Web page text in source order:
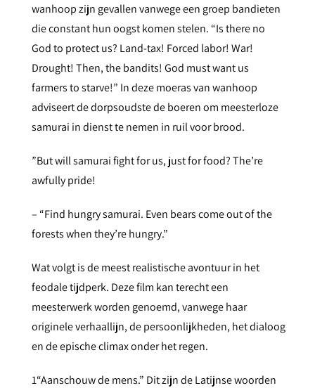
wanhoop zijn gevallen vanwege een groep bandieten
die constant hun oogst komen stelen. “Is there no
God to protect us? Land-tax! Forced labor! War!
Drought! Then, the bandits! God must want us
farmers to starve!” In deze moeras van wanhoop
adviseert de dorpsoudste de boeren om meesterloze
samurai in dienst te nemen in ruil voor brood.
”But will samurai fight for us, just for food? The’re
awfully pride!
– “Find hungry samurai. Even bears come out of the
forests when they’re hungry.”
Wat volgt is de meest realistische avontuur in het
feodale tijdperk. Deze film kan terecht een
meesterwerk worden genoemd, vanwege haar
originele verhaallijn, de persoonlijkheden, het dialoog
en de epische climax onder het regen.
1“Aanschouw de mens.” Dit zijn de Latijnse woorden